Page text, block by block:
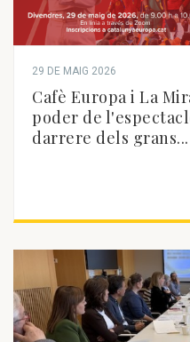
29 DE MAIG 2026
Cafè Europa i La
poder de
darrere dels grans...